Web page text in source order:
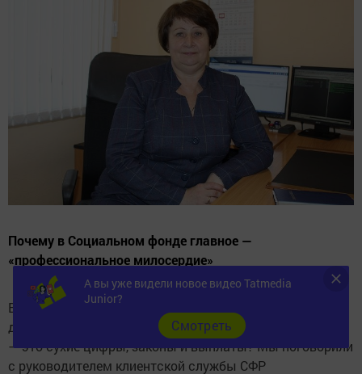
Почему в Социальном фонде главное —
«профессиональное милосердие»
В День социального работника принято говорить о
доброте и сострадании. Но как быть, если твоя работа
— это сухие цифры, законы и выплаты? Мы поговорили
с руководителем клиентской службы СФР
А вы уже видели новое видео Tatmedia
Junior?
Cмотреть